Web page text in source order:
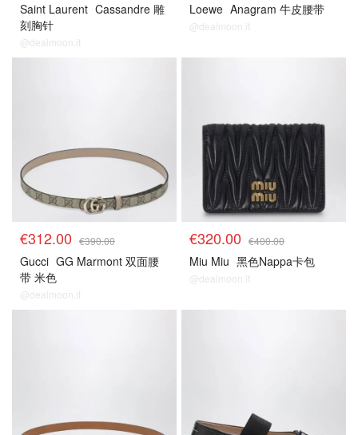
Saint Laurent Cassandre 雕
刻胸针
@dealmoon.it
Loewe Anagram 牛皮腰带
@dealmoon.it
€312.00 €390.00
Gucci GG Marmont 双面腰
带 米色
@dealmoon.it
€320.00 €400.00
Miu Miu 黑色Nappa卡包
@dealmoon.it